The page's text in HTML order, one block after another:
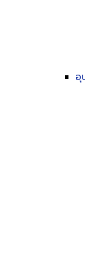
อุ